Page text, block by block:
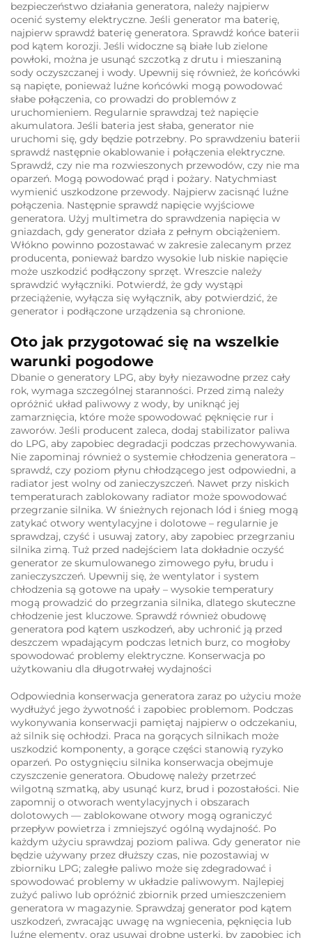
bezpieczeństwo działania generatora, należy najpierw
ocenić systemy elektryczne. Jeśli generator ma baterię,
najpierw sprawdź baterię generatora. Sprawdź końce baterii
pod kątem korozji. Jeśli widoczne są białe lub zielone
powłoki, można je usunąć szczotką z drutu i mieszaniną
sody oczyszczanej i wody. Upewnij się również, że końcówki
są napięte, ponieważ luźne końcówki mogą powodować
słabe połączenia, co prowadzi do problemów z
uruchomieniem. Regularnie sprawdzaj też napięcie
akumulatora. Jeśli bateria jest słaba, generator nie
uruchomi się, gdy będzie potrzebny. Po sprawdzeniu baterii
sprawdź następnie okablowanie i połączenia elektryczne.
Sprawdź, czy nie ma rozwieszonych przewodów, czy nie ma
oparzeń. Mogą powodować prąd i pożary. Natychmiast
wymienić uszkodzone przewody. Najpierw zacisnąć luźne
połączenia. Następnie sprawdź napięcie wyjściowe
generatora. Użyj multimetra do sprawdzenia napięcia w
gniazdach, gdy generator działa z pełnym obciążeniem.
Włókno powinno pozostawać w zakresie zalecanym przez
producenta, ponieważ bardzo wysokie lub niskie napięcie
może uszkodzić podłączony sprzęt. Wreszcie należy
sprawdzić wyłączniki. Potwierdź, że gdy wystąpi
przeciążenie, wyłącza się wyłącznik, aby potwierdzić, że
generator i podłączone urządzenia są chronione.
Oto jak przygotować się na wszelkie
warunki pogodowe
Dbanie o generatory LPG, aby były niezawodne przez cały
rok, wymaga szczególnej staranności. Przed zimą należy
opróżnić układ paliwowy z wody, by uniknąć jej
zamarznięcia, które może spowodować pęknięcie rur i
zaworów. Jeśli producent zaleca, dodaj stabilizator paliwa
do LPG, aby zapobiec degradacji podczas przechowywania.
Nie zapominaj również o systemie chłodzenia generatora –
sprawdź, czy poziom płynu chłodzącego jest odpowiedni, a
radiator jest wolny od zanieczyszczeń. Nawet przy niskich
temperaturach zablokowany radiator może spowodować
przegrzanie silnika. W śnieżnych rejonach lód i śnieg mogą
zatykać otwory wentylacyjne i dolotowe – regularnie je
sprawdzaj, czyść i usuwaj zatory, aby zapobiec przegrzaniu
silnika zimą. Tuż przed nadejściem lata dokładnie oczyść
generator ze skumulowanego zimowego pyłu, brudu i
zanieczyszczeń. Upewnij się, że wentylator i system
chłodzenia są gotowe na upały – wysokie temperatury
mogą prowadzić do przegrzania silnika, dlatego skuteczne
chłodzenie jest kluczowe. Sprawdź również obudowę
generatora pod kątem uszkodzeń, aby uchronić ją przed
deszczem wpadającym podczas letnich burz, co mogłoby
spowodować problemy elektryczne. Konserwacja po
użytkowaniu dla długotrwałej wydajności
Odpowiednia konserwacja generatora zaraz po użyciu może
wydłużyć jego żywotność i zapobiec problemom. Podczas
wykonywania konserwacji pamiętaj najpierw o odczekaniu,
aż silnik się ochłodzi. Praca na gorących silnikach może
uszkodzić komponenty, a gorące części stanowią ryzyko
oparzeń. Po ostygnięciu silnika konserwacja obejmuje
czyszczenie generatora. Obudowę należy przetrzeć
wilgotną szmatką, aby usunąć kurz, brud i pozostałości. Nie
zapomnij o otworach wentylacyjnych i obszarach
dolotowych — zablokowane otwory mogą ograniczyć
przepływ powietrza i zmniejszyć ogólną wydajność. Po
każdym użyciu sprawdzaj poziom paliwa. Gdy generator nie
będzie używany przez dłuższy czas, nie pozostawiaj w
zbiorniku LPG; zaległe paliwo może się zdegradować i
spowodować problemy w układzie paliwowym. Najlepiej
zużyć paliwo lub opróżnić zbiornik przed umieszczeniem
generatora w magazynie. Sprawdzaj generator pod kątem
uszkodzeń, zwracając uwagę na wgniecenia, pęknięcia lub
luźne elementy, oraz usuwaj drobne usterki, by zapobiec ich